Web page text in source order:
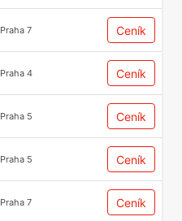
Praha 7 Ceník
Praha 4 Ceník
Praha 5 Ceník
Praha 5 Ceník
Praha 7 Ceník